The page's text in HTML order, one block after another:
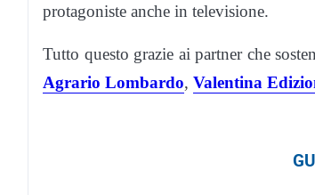
protagoniste anche in televisione.
Tutto questo grazie ai partner che
Agrario Lombardo, Valentina